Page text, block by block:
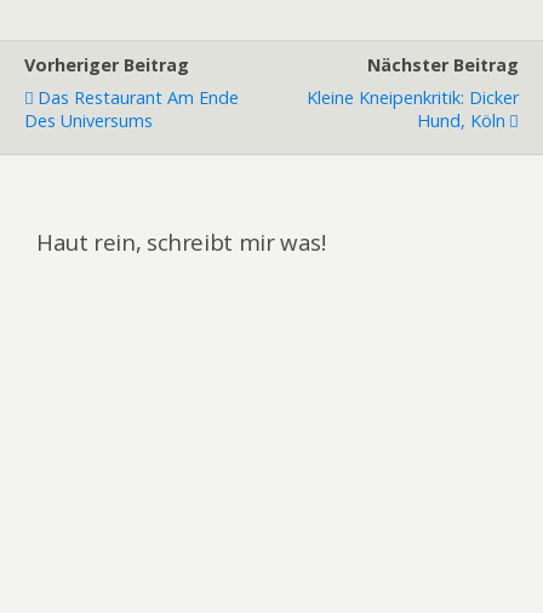
Vorheriger Beitrag
Das Restaurant Am Ende
Des Universums
Nächster Beitrag
Kleine Kneipenkritik: Dicker
Hund, Köln
Haut rein, schreibt mir was!